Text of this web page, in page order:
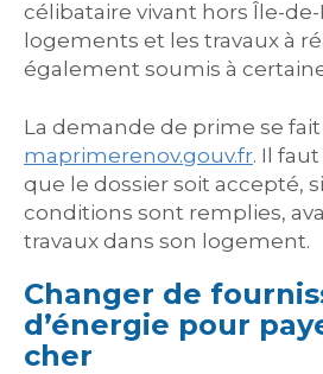
célibataire vivant hors Île-de-
logements et les travaux à
également soumis à
La demande de prime se
maprimerenov.gouv.fr. Il
que le dossier soit accepté,
conditions sont remplies,
travaux dans son logement.
Changer de
d’énergie pour
cher